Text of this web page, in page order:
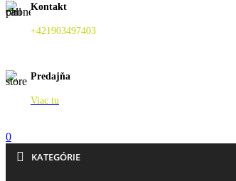
Kontakt
+421903497403
Predajňa
Viac tu
0
KATEGÓRIE